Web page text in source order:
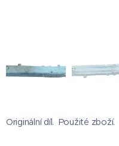
Originální díl. Použité